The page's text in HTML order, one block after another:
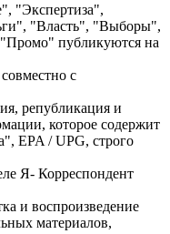
"Экспертиза",
"Власть", "Выборы",
публикуются на
с
републикация и
которое содержит
EPA / UPG, строго
Я- Корреспондент
и воспроизведение
материалов,